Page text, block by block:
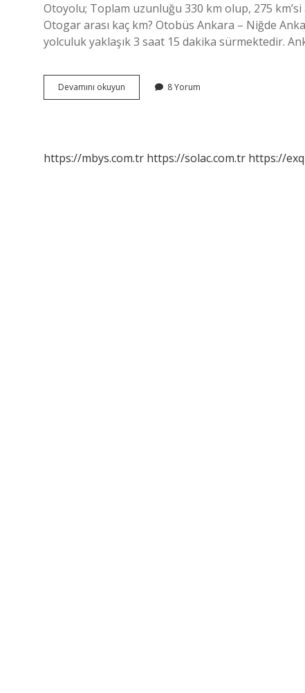
Otoyolu; Toplam uzunluğu 330 km olup, 275
Otogar arası kaç km? Otobüs Ankara – Niğde
yolculuk yaklaşık 3 saat 15 dakika sürmektedir.
Devamını okuyun
Ankara
8 Yorum
https://mbys.com.tr https://solac.com.tr https://